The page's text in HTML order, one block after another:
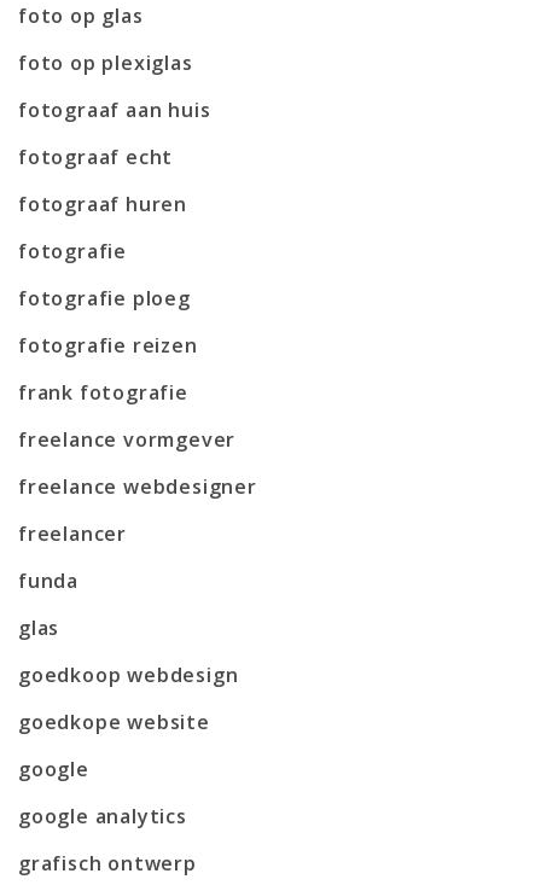
foto op glas
foto op plexiglas
fotograaf aan huis
fotograaf echt
fotograaf huren
fotografie
fotografie ploeg
fotografie reizen
frank fotografie
freelance vormgever
freelance webdesigner
freelancer
funda
glas
goedkoop webdesign
goedkope website
google
google analytics
grafisch ontwerp